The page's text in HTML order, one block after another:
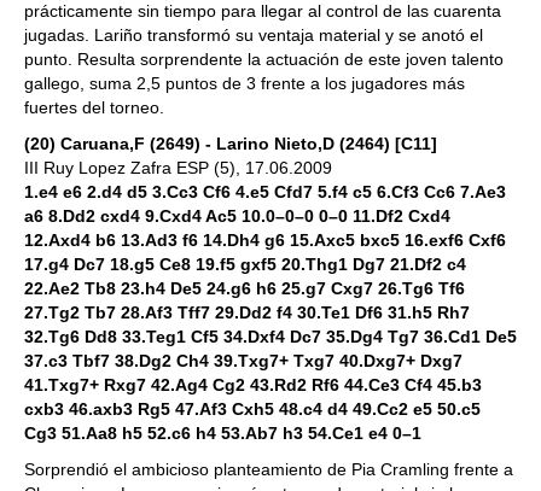
prácticamente sin tiempo para llegar al control de las cuarenta
jugadas. Lariño transformó su ventaja material y se anotó el
punto. Resulta sorprendente la actuación de este joven talento
gallego, suma 2,5 puntos de 3 frente a los jugadores más
fuertes del torneo.
(20) Caruana,F (2649) - Larino Nieto,D (2464) [C11]
III Ruy Lopez Zafra ESP (5), 17.06.2009
1.e4 e6 2.d4 d5 3.Cc3 Cf6 4.e5 Cfd7 5.f4 c5 6.Cf3 Cc6 7.Ae3
a6 8.Dd2 cxd4 9.Cxd4 Ac5 10.0–0–0 0–0 11.Df2 Cxd4
12.Axd4 b6 13.Ad3 f6 14.Dh4 g6 15.Axc5 bxc5 16.exf6 Cxf6
17.g4 Dc7 18.g5 Ce8 19.f5 gxf5 20.Thg1 Dg7 21.Df2 c4
22.Ae2 Tb8 23.h4 De5 24.g6 h6 25.g7 Cxg7 26.Tg6 Tf6
27.Tg2 Tb7 28.Af3 Tff7 29.Dd2 f4 30.Te1 Df6 31.h5 Rh7
32.Tg6 Dd8 33.Teg1 Cf5 34.Dxf4 Dc7 35.Dg4 Tg7 36.Cd1 De5
37.c3 Tbf7 38.Dg2 Ch4 39.Txg7+ Txg7 40.Dxg7+ Dxg7
41.Txg7+ Rxg7 42.Ag4 Cg2 43.Rd2 Rf6 44.Ce3 Cf4 45.b3
cxb3 46.axb3 Rg5 47.Af3 Cxh5 48.c4 d4 49.Cc2 e5 50.c5
Cg3 51.Aa8 h5 52.c6 h4 53.Ab7 h3 54.Ce1 e4 0–1
Sorprendió el ambicioso planteamiento de Pia Cramling frente a